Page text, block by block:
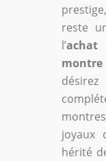
reste
l’
joyaux
hérité